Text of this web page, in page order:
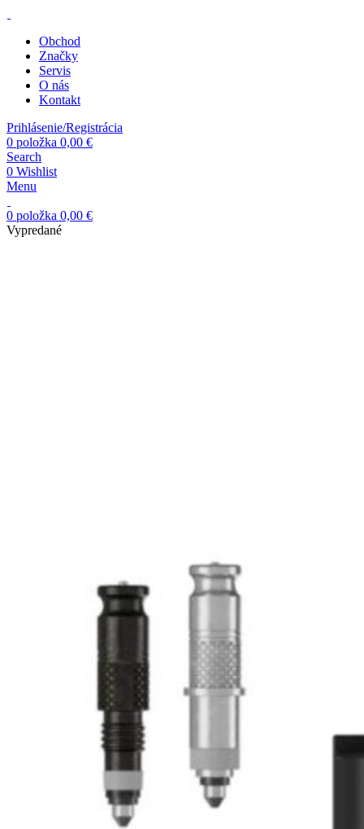
Obchod
Značky
Servis
O nás
Kontakt
Prihlásenie/Registrácia
0 položka 0,00 €
Search
0 Wishlist
Menu
0 položka 0,00 €
Vypredané